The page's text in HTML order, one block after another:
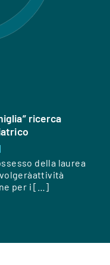
ricerca
della laurea
per i […]